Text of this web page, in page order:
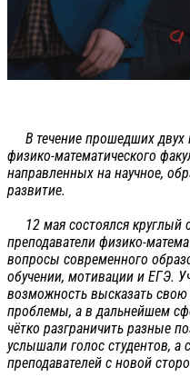
В течение прошедших двух
физико-математического
направленных на научное,
развитие.
12 мая состоялся круглый
преподаватели физико-
вопросы современного
обучении, мотивации и ЕГЭ.
возможность высказать
проблемы, а в дальнейшем
чётко разграничить разные
услышали голос студентов, а
преподавателей с новой